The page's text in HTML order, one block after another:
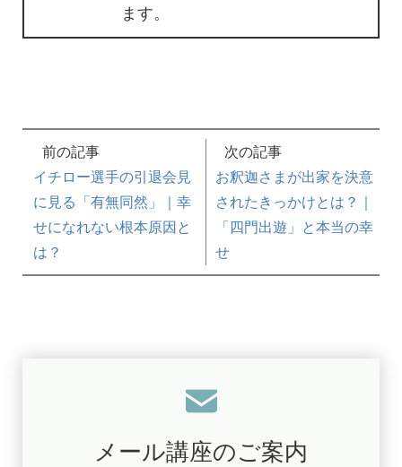
ます。
前の記事
イチロー選手の引退会見
に見る「有無同然」｜幸
せになれない根本原因と
は？
次の記事
お釈迦さまが出家を決意
されたきっかけとは？｜
「四門出遊」と本当の幸
せ
メール講座のご案内